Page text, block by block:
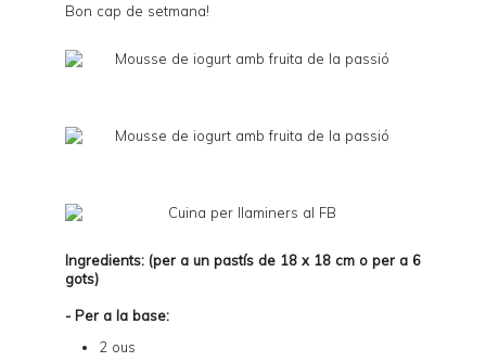
Bon cap de setmana!
Ingredients: (per a un pastís de 18 x 18 cm o per a 6
gots)
- Per a la base:
2 ous